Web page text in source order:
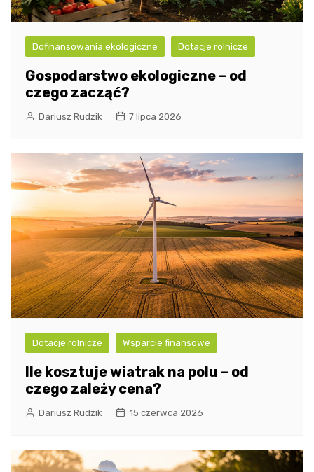
Dofinansowania ekologiczne Dotacje rolnicze
Gospodarstwo ekologiczne – od
czego zacząć?
Dariusz Rudzik 7 lipca 2026
Dotacje rolnicze Wsparcie finansowe
Ile kosztuje wiatrak na polu – od
czego zależy cena?
Dariusz Rudzik 15 czerwca 2026